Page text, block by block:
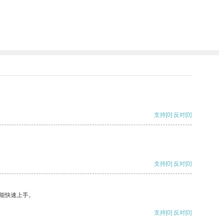
支持[0] 反对[0]
支持[0] 反对[0]
快速上手。
支持[0] 反对[0]